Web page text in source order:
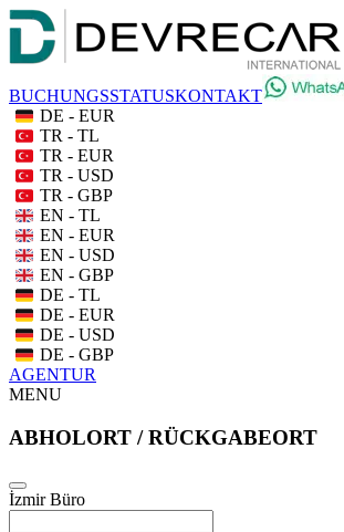
BUCHUNGSSTATUSKONTAKT
DE - EUR
TR - TL
TR - EUR
TR - USD
TR - GBP
EN - TL
EN - EUR
EN - USD
EN - GBP
DE - TL
DE - EUR
DE - USD
DE - GBP
AGENTUR
MENU
ABHOLORT / RÜCKGABEORT
İzmir Büro